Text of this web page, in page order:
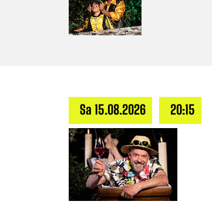
Sa 15.08.2026 20:15